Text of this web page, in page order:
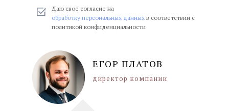
ЕГОР ПЛАТОВ
директор компании
Даю свое согласие на
обработку персональных данных в соответствии с
политикой конфиденциальности
м. Курская, 3 мин. пешком
Парковка для клиентов
пн-пт 10:00–20:00; сб,вс 10:00–18:00
ПОКАЗАТЬ НА КАРТЕ →